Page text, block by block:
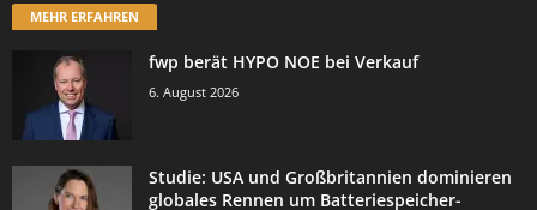
MEHR ERFAHREN
fwp berät HYPO NOE bei Verkauf
6. August 2026
Studie: USA und Großbritannien dominieren
globales Rennen um Batteriespeicher-